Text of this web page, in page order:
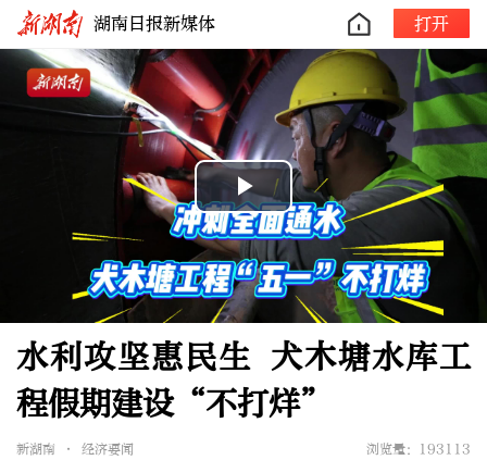
湖南日报新媒体 打开
Play
Video
水利攻坚惠民生 犬木塘水库工
程假期建设“不打烊”
新湖南 • 经济要闻
浏览量：193113